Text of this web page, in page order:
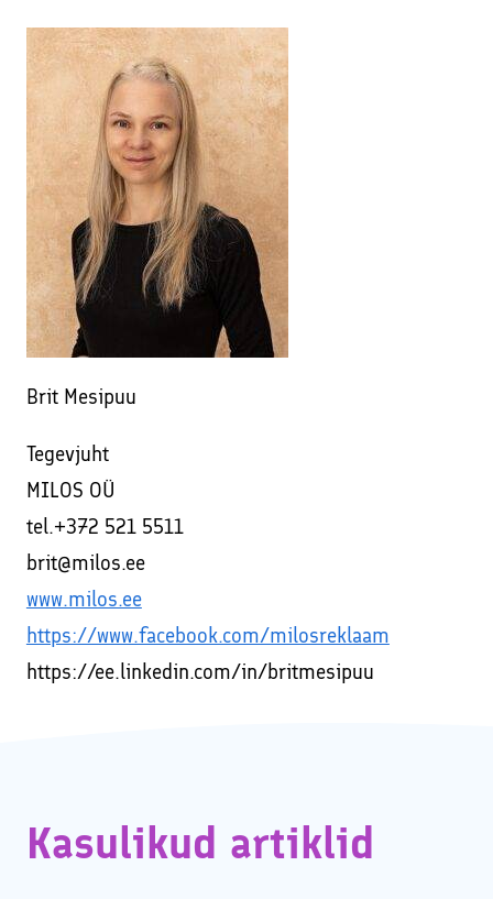
Brit Mesipuu
Tegevjuht
MILOS OÜ
tel.+372 521 5511
brit@milos.ee
www.milos.ee
https://www.facebook.com/milosreklaam
https://ee.linkedin.com/in/britmesipuu
Kasulikud artiklid